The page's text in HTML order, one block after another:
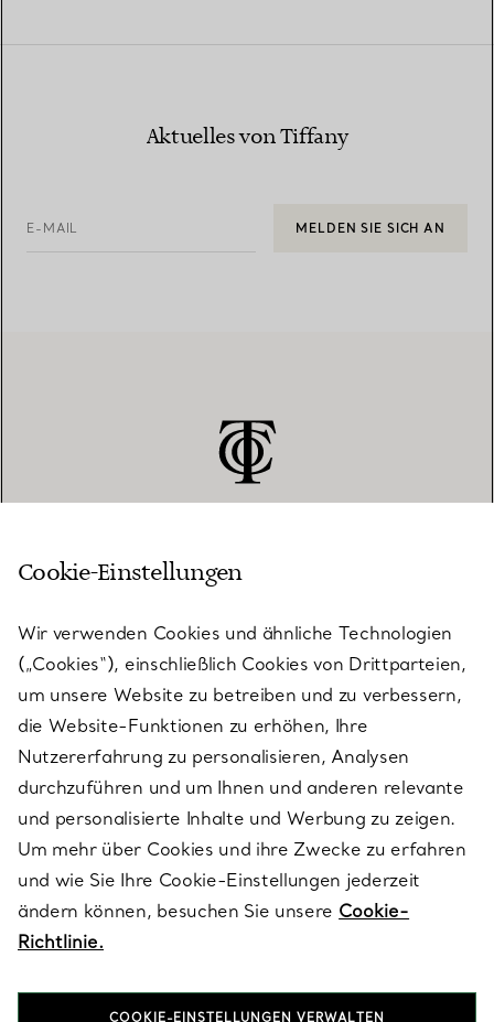
Aktuelles von Tiffany
E-MAIL MELDEN SIE SICH AN
KUNDENSERVICE
SERVICES
ÜBER TIFFANY & CO.
RECHTLICHE HINWEISE
FOLGEN SIE UNS
Cookie-Einstellungen
Wir verwenden Cookies und ähnliche Technologien
(„Cookies“), einschließlich Cookies von Drittparteien,
um unsere Website zu betreiben und zu verbessern,
die Website-Funktionen zu erhöhen, Ihre
Nutzererfahrung zu personalisieren, Analysen
durchzuführen und um Ihnen und anderen relevante
und personalisierte Inhalte und Werbung zu zeigen.
Um mehr über Cookies und ihre Zwecke zu erfahren
und wie Sie Ihre Cookie-Einstellungen jederzeit
ändern können, besuchen Sie unsere Cookie-
Richtlinie.
COOKIE-EINSTELLUNGEN VERWALTEN